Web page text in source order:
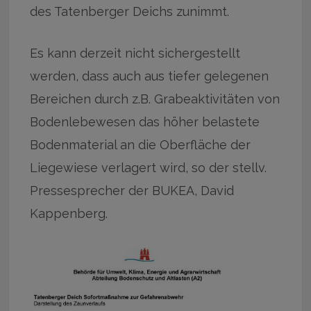
des Tatenberger Deichs zunimmt.
Es kann derzeit nicht sichergestellt
werden, dass auch aus tiefer gelegenen
Bereichen durch z.B. Grabeaktivitäten von
Bodenlebewesen das höher belastete
Bodenmaterial an die Oberfläche der
Liegewiese verlagert wird, so der stellv.
Pressesprecher der BUKEA, David
Kappenberg.